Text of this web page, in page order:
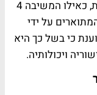
היא קופצת למסקנות חותכות, כאילו המשיבה 4
על ידי
כי בשל כך היא
ויכולותיה.